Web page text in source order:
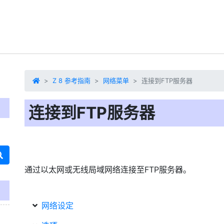
Z 8 参考指南 网络菜单 连接到FTP服务器
连接到FTP服务器
通过以太网或无线局域网络连接至FTP服务器。
网络设定